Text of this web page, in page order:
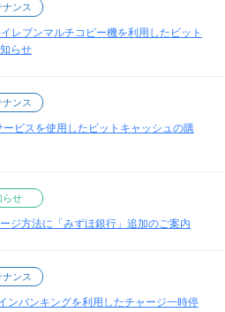
ナンス
レブンマルチコピー機を利用したビット
らせ
ナンス
ビスを使用したビットキャッシュの購
らせ
ジ方法に「みずほ銀行」追加のご案内
ナンス
ンバンキングを利用したチャージ一時停